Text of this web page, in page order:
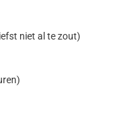
niet al te zout)